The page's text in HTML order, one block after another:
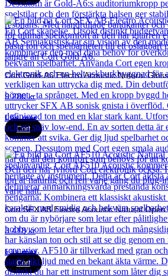
Cort Gold-A6 Electro Acoustic Natural
9 280kr
Läs mer
Cort
Cort SFX AB Electro Acoustic Natural Open
3 418kr
Läs mer
Cort